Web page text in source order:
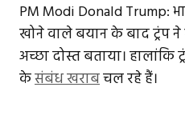
PM Modi Donald Trump:
खोने वाले बयान के बाद ट्रंप ने
अच्छा दोस्त बताया। हालांकि
केसंबंध खराबचल रहे हैं।